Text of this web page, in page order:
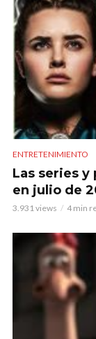
ENTRETENIMIENTO
Las series y
en julio de
3.931 views 4 min